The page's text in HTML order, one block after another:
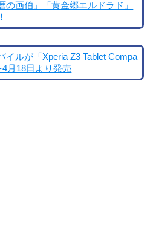
の画伯」「黄金郷エルドラド」
イルが「Xperia Z3 Tablet Compa
月18日より発売